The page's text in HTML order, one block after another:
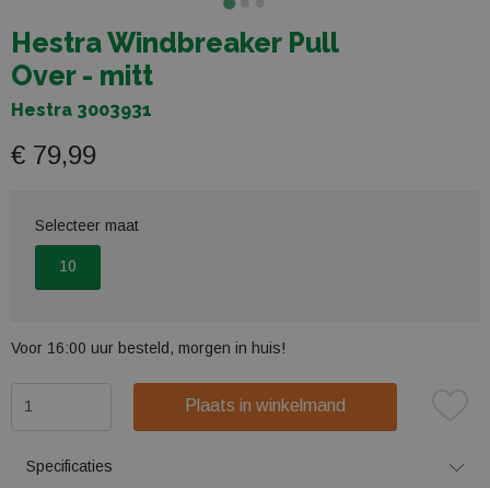
Hestra Windbreaker Pull
Over - mitt
Hestra 3003931
€ 79,99
Selecteer maat
10
Voor 16:00 uur besteld, morgen in huis!
Plaats in winkelmand
Specificaties